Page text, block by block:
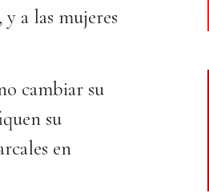
a las mujeres
cambiar su
su
en